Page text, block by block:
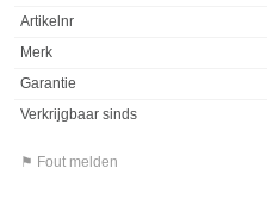
Artikelnr
Merk
Garantie
Verkrijgbaar sinds
⚑ Fout melden